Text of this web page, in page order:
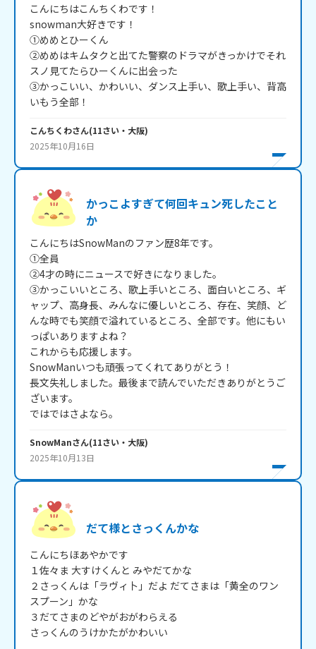
こんにちはこんちくわです！
snowman大好きです！
①めめとひーくん
②めめはキムタクと出てた警察のドラマがきっかけでそれ
スノ見てたらひーくんに出会った
③かっこいい、かわいい、ダンス上手い、歌上手い、背高
いもう全部！
こんちくわさん(11さい・ 大阪)
2025年10月16日
かっこよすぎて何回キュン死したこと
か
こんにちはSnowManのファン歴8年です。
①全員
②4才の時にニュースで好きになりました。
③かっこいいところ、歌上手いところ、面白いところ、ギ
ャップ、高身長、みんなに優しいところ、存在、笑顔、ど
んな時でも笑顔で溢れているところ、全部です。他にもい
っぱいありますよね？
これからも応援します。
SnowManいつも頑張ってくれてありがとう！
長文失礼しました。最後まで読んでいただきありがとうご
ざいます。
ではではさよなら。
SnowManさん(11さい・ 大阪)
2025年10月13日
だて様とさっくんかな
こんにちほあやかです
１佐々ま 大すけくんと みやだてかな
２さっくんは「ラヴィ卜」だよ だてさまは「黄全のワン
スプーン」かな
３だてさまのどやがおがわらえる
さっくんのうけかたがかわいい